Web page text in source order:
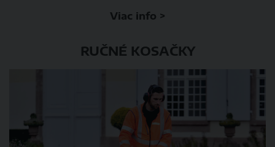
Viac info >
RUČNÉ KOSAČKY